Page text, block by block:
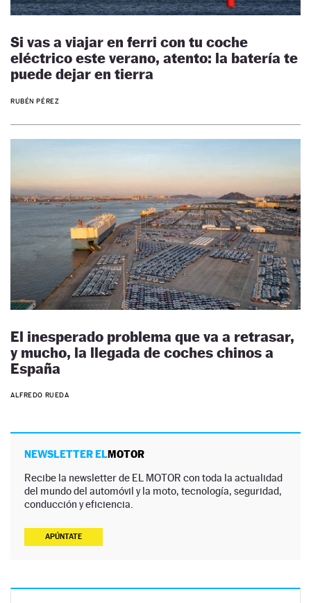
Si vas a viajar en ferri con tu coche
eléctrico este verano, atento: la batería te
puede dejar en tierra
RUBÉN PÉREZ
El inesperado problema que va a retrasar,
y mucho, la llegada de coches chinos a
España
ALFREDO RUEDA
NEWSLETTER ELMOTOR
Recibe la newsletter de EL MOTOR con toda la actualidad
del mundo del automóvil y la moto, tecnología, seguridad,
conducción y eficiencia.
APÚNTATE